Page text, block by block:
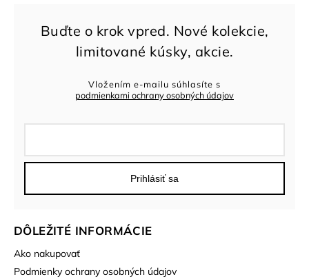
DÔLEŽITÉ INFORMÁCIE
Ako nakupovať
Podmienky ochrany osobných údajov
Vložením e-mailu súhlasíte s
podmienkami ochrany osobných údajov
Prihlásiť sa